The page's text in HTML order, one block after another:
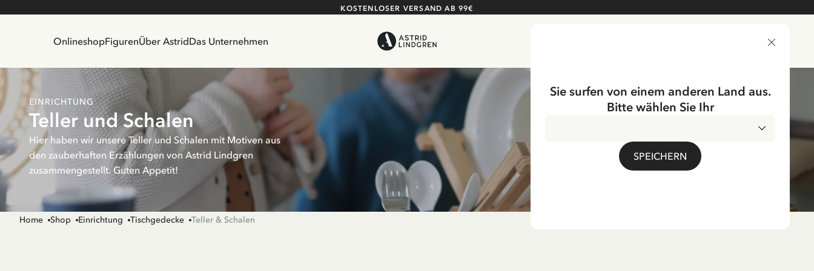
KOSTENLOSER VERSAND AB 99€
OnlineshopFigurenÜber AstridDas Unternehmen
EINRICHTUNG
Teller und Schalen
Hier haben wir unsere Teller und Schalen mit Motiven aus
den zauberhaften Erzählungen von Astrid Lindgren
zusammengestellt. Guten Appetit!
Home Shop Einrichtung Tischgedecke Teller & Schalen
Sie surfen von einem anderen Land aus.
Bitte wählen Sie Ihr
SPEICHERN